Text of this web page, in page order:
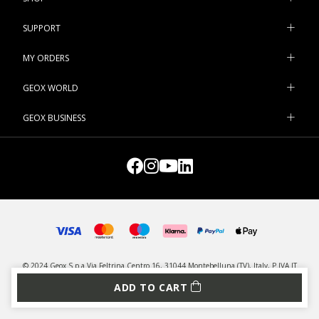
ADD TO CART
SUPPORT
MY ORDERS
GEOX WORLD
GEOX BUSINESS
© 2024 Geox S.p.a Via Feltrina Centro 16, 31044 Montebelluna (TV), Italy, P.IVA IT
03348440268 - All rights reserved